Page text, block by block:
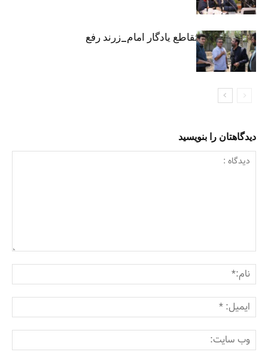
معارض ملکی تقاطع یادگار امام_زرند رفع
شد
دیدگاهتان را بنویسید